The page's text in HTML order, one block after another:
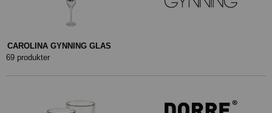
CAROLINA GYNNING GLAS
69 produkter